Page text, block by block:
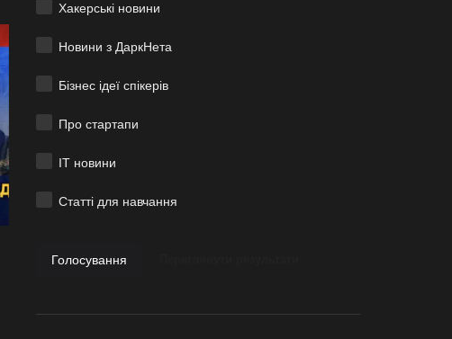
Хакерські новини
Новини з ДаркНета
Бізнес ідеї спікерів
Про стартапи
ІТ новини
Статті для навчання
Голосування